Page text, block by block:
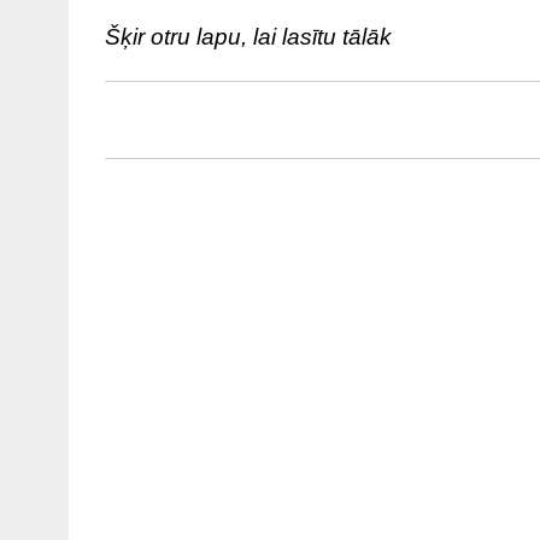
Šķir otru lapu, lai lasītu tālāk